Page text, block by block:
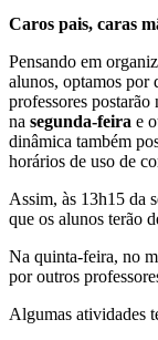
Caros pais, caras
Pensando em
alunos, optamos por
professores postarão
na segunda-feira e
dinâmica também
horários de uso de
Assim, às 13h15 da
que os alunos terão
Na quinta-feira, no
por outros
Algumas atividades